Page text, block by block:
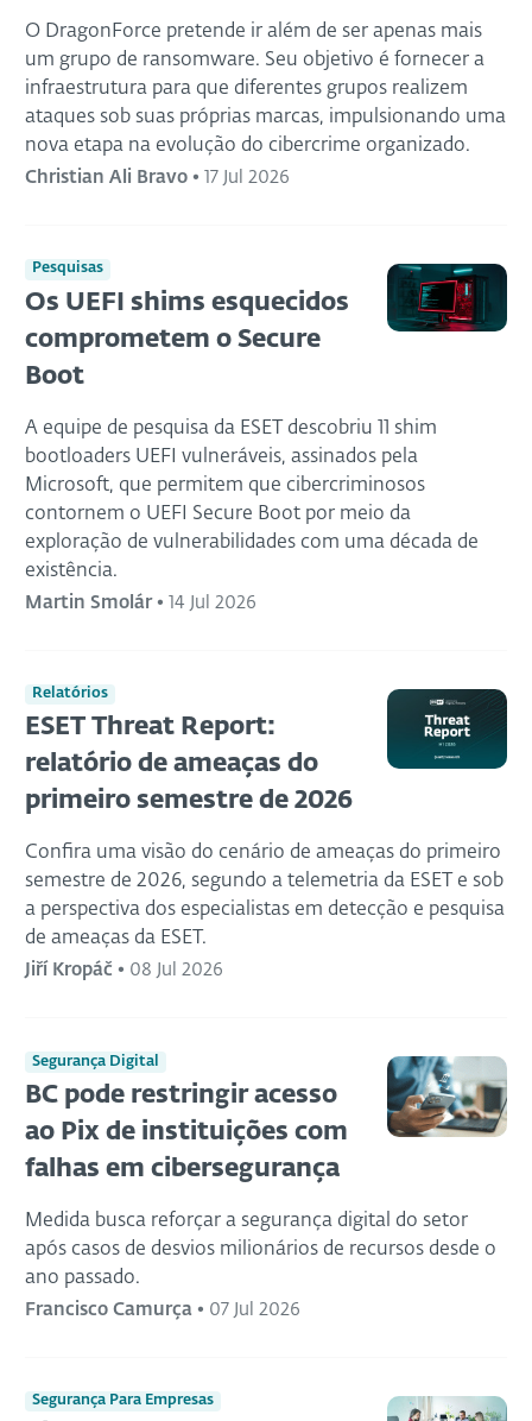
O DragonForce pretende ir além de ser apenas mais
um grupo de ransomware. Seu objetivo é fornecer a
infraestrutura para que diferentes grupos realizem
ataques sob suas próprias marcas, impulsionando uma
nova etapa na evolução do cibercrime organizado.
Christian Ali Bravo • 17 Jul 2026
Pesquisas
Os UEFI shims esquecidos
comprometem o Secure
Boot
A equipe de pesquisa da ESET descobriu 11 shim
bootloaders UEFI vulneráveis, assinados pela
Microsoft, que permitem que cibercriminosos
contornem o UEFI Secure Boot por meio da
exploração de vulnerabilidades com uma década de
existência.
Martin Smolár• 14 Jul 2026
Relatórios
ESET Threat Report:
relatório de ameaças do
primeiro semestre de 2026
Confira uma visão do cenário de ameaças do primeiro
semestre de 2026, segundo a telemetria da ESET e sob
a perspectiva dos especialistas em detecção e pesquisa
de ameaças da ESET.
Jiří Kropáč • 08 Jul 2026
Segurança Digital
BC pode restringir acesso
ao Pix de instituições com
falhas em cibersegurança
Medida busca reforçar a segurança digital do setor
após casos de desvios milionários de recursos desde o
ano passado.
Francisco Camurça • 07 Jul 2026
Segurança Para Empresas